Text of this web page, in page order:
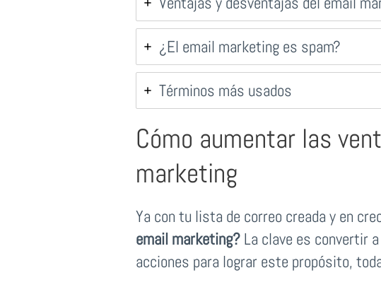
¿El email marketing es spam?
Términos más usados
Cómo aumentar las
marketing
Ya con tu lista de correo creada y en
email marketing? La clave es convertir
acciones para lograr este propósito,